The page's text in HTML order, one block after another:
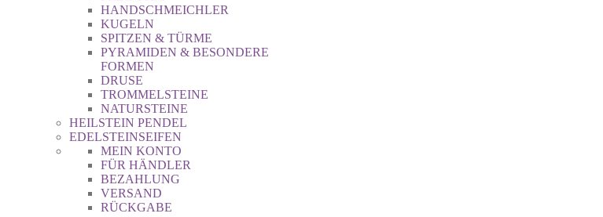
HANDSCHMEICHLER
KUGELN
SPITZEN & TÜRME
PYRAMIDEN & BESONDERE
FORMEN
DRUSE
TROMMELSTEINE
NATURSTEINE
HEILSTEIN PENDEL
EDELSTEINSEIFEN
MEIN KONTO
FÜR HÄNDLER
BEZAHLUNG
VERSAND
RÜCKGABE